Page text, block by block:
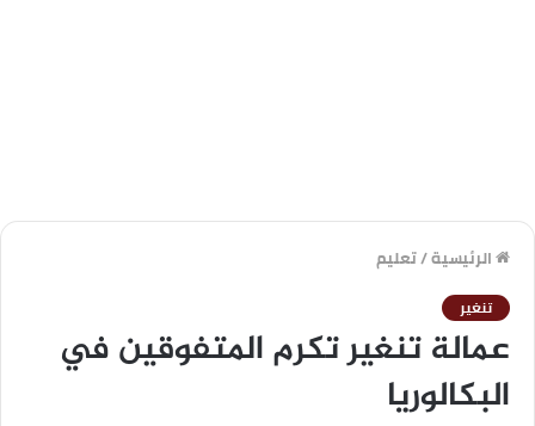
الرئيسية/تعليم
تنغير
عمالة تنغير تكرم المتفوقين في
البكالوريا